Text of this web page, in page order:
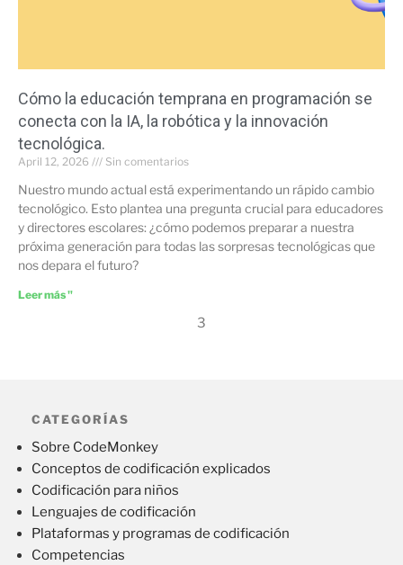
Cómo la educación temprana en programación se
conecta con la IA, la robótica y la innovación
tecnológica.
April 12, 2026 Sin comentarios
Nuestro mundo actual está experimentando un rápido cambio
tecnológico. Esto plantea una pregunta crucial para educadores
y directores escolares: ¿cómo podemos preparar a nuestra
próxima generación para todas las sorpresas tecnológicas que
nos depara el futuro?
Leer más "
3
CATEGORÍAS
Sobre CodeMonkey
Conceptos de codificación explicados
Codificación para niños
Lenguajes de codificación
Plataformas y programas de codificación
Competencias